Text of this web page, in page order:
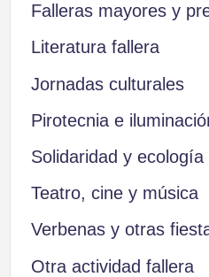
Falleras mayores y
Literatura fallera
Jornadas culturales
Pirotecnia e
Solidaridad y ecología
Teatro, cine y música
Verbenas y otras
Otra actividad fallera